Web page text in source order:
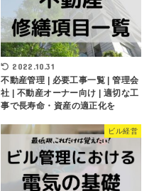
2022.10.31
不動産管理 | 必要工事一覧 | 管理会
社 | 不動産オーナー向け | 適切な工
事で長寿命・資産の適正化を
ビル経営